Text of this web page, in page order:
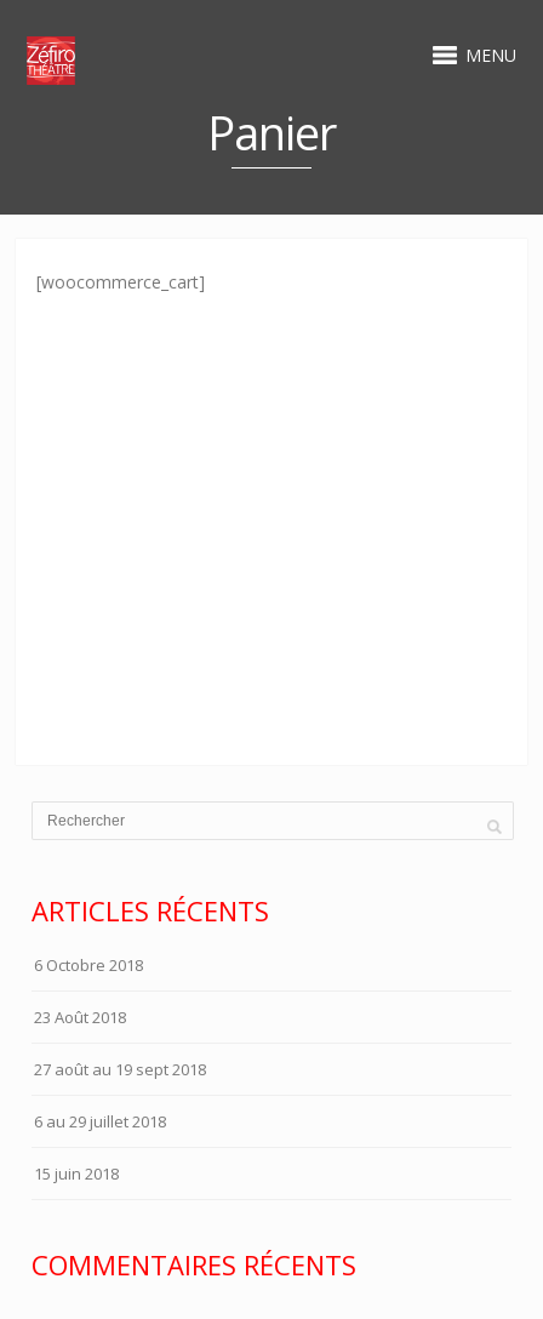
MENU
Panier
[woocommerce_cart]
ARTICLES RÉCENTS
6 Octobre 2018
23 Août 2018
27 août au 19 sept 2018
6 au 29 juillet 2018
15 juin 2018
COMMENTAIRES RÉCENTS